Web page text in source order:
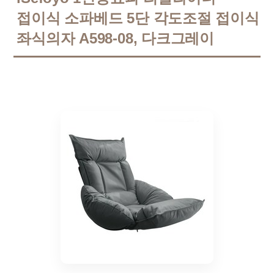
접이식 소파베드 5단 각도조절 접이식
좌식의자 A598-08, 다크그레이